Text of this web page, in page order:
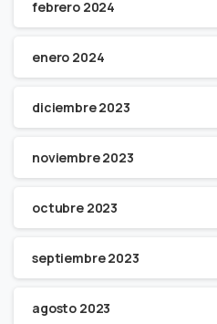
febrero 2024
enero 2024
diciembre 2023
noviembre 2023
octubre 2023
septiembre 2023
agosto 2023